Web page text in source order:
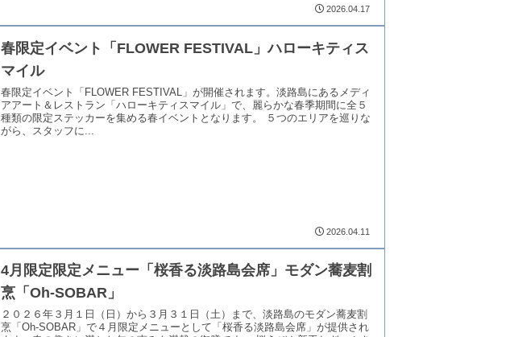
2026.04.17
春限定イベント「FLOWER FESTIVAL」ハローキティス
マイル
春限定イベント「FLOWER FESTIVAL」が開催されます。淡路島にあるメディ
アアート＆レストラン「ハローキティスマイル」で、麗らかな春季期間に全５
種類の限定ステッカーを集める春イベントとなります。 ５つのエリアを巡りな
がら、スタッフに...
2026.04.11
4月限定限定メニュー「桜香る淡路島会席」モダン蕎麦割
烹「Oh-SOBAR」
２０２６年３月１日（日）から３月３１日（土）まで、淡路島のモダン蕎麦割
烹「Oh-SOBAR」で４月限定メニューとして「桜香る淡路島会席」が提供され